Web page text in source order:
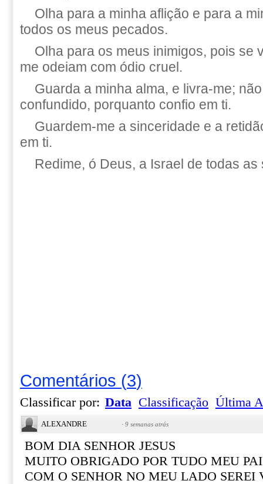
Olha para a minha aflição e para a
todos os meus pecados.
Olha para os meus inimigos, pois se
me odeiam com ódio cruel.
Guarda a minha alma, e livra-me;
confundido, porquanto confio em ti.
Guardem-me a sinceridade e a
em ti.
Redime, ó Deus, a Israel de todas
Comentários (3)
Classificar por: Data Classificação Última
ALEXANDRE · 9 semanas atrás
BOM DIA SENHOR JESUS
MUITO OBRIGADO POR TUDO MEU PAI
COM O SENHOR NO MEU LADO SEREI